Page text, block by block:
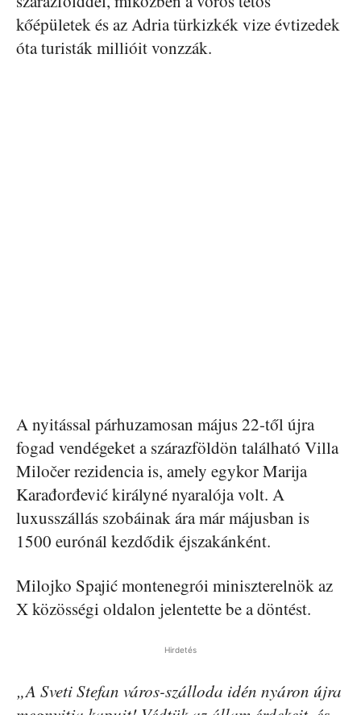
kőépületek és az Adria türkizkék vize évtizedek
óta turisták millióit vonzzák.
A nyitással párhuzamosan május 22-től újra
fogad vendégeket a szárazföldön található Villa
Miločer rezidencia is, amely egykor Marija
Karađorđević királyné nyaralója volt. A
luxusszállás szobáinak ára már májusban is
1500 eurónál kezdődik éjszakánként.
Milojko Spajić montenegrói miniszterelnök az
X közösségi oldalon jelentette be a döntést.
Hirdetés
„A Sveti Stefan város-szálloda idén nyáron újra